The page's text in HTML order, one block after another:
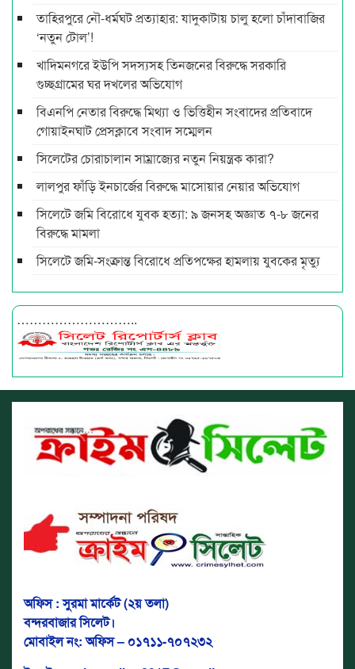
তাহিরপুরে নৌ-ধর্মঘট প্রত্যাহার: যাদুকাটায় চালু হলো চাঁদাবাজির
‘নতুন টোল’!
খাদিমনগরে ইউপি সদস্যসহ তিনজনের বিরুদ্ধে সরকারি
গুচ্ছগ্রামের ঘর দখলের অভিযোগ
বিএনপি নেতার বিরুদ্ধে মিথ্যা ও ভিত্তিহীন সংবাদের প্রতিবাদে
গোয়াইনঘাট প্রেসক্লাবে সংবাদ সম্মেলন
সিলেটের চোরাচালান সাম্রাজ্যের নতুন নিয়ন্ত্রক কারা?
লালপুর ফাঁড়ি ইনচার্জের বিরুদ্ধে মাসোয়ার নেয়ার অভিযোগ
সিলেটে জমি বিরোধে যুবক হত্যা: ৯ জনসহ অজ্ঞাত ৭-৮ জনের
বিরুদ্ধে মামলা
সিলেটে জমি-সংক্রান্ত বিরোধে প্রতিপক্ষের হামলায় যুবকের মৃত্যু
………………………..
অফিস : সুরমা মার্কেট (২য় তলা)
বন্দরবাজার সিলেট।
মোবাইল নং: অফিস – ০১৭১১-৭০৭২৩২